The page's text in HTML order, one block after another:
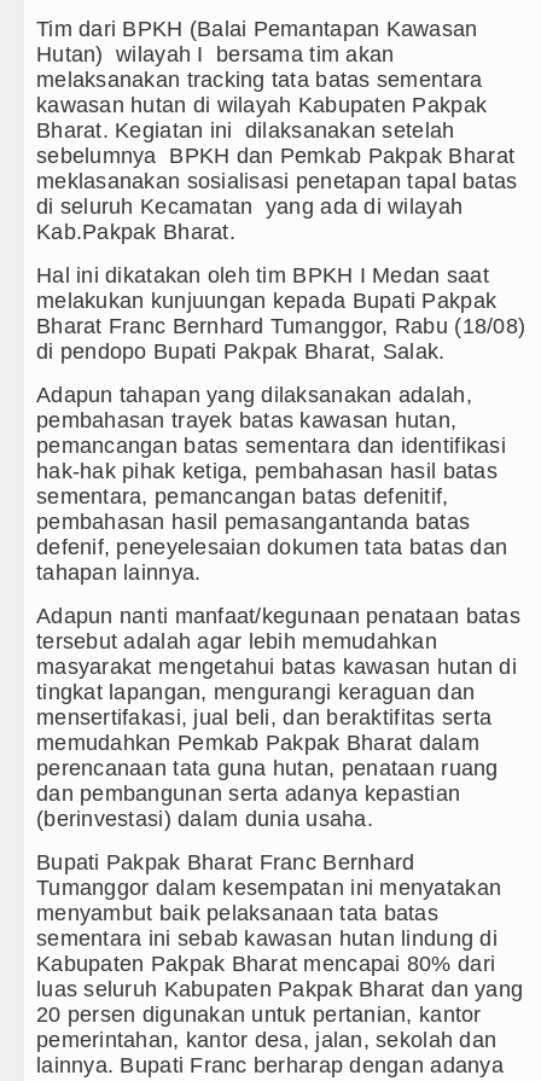
Masyarakat Desak APH
Polrestabes Medan Ungkap
Liverpool vs Monaco Laga
Manchester City vs Atletico
Gubernur Bobby Nasution
Sinergi Jaga Kelestarian Alam,
Pemkab Taput Restrukturisasi
Tujuh Tewas dalam
Bayern Munich Menang Tipis
Masyarakat Desak APH
Polrestabes Medan Ungkap
Liverpool vs Monaco Laga
Manchester City vs Atletico
Tim dari BPKH (Balai Pemantapan Kawasan
Hutan) wilayah I bersama tim akan
melaksanakan tracking tata batas sementara
kawasan hutan di wilayah Kabupaten Pakpak
Bharat. Kegiatan ini dilaksanakan setelah
sebelumnya BPKH dan Pemkab Pakpak Bharat
meklasanakan sosialisasi penetapan tapal batas
di seluruh Kecamatan yang ada di wilayah
Kab.Pakpak Bharat.
Hal ini dikatakan oleh tim BPKH I Medan saat
melakukan kunjuungan kepada Bupati Pakpak
Bharat Franc Bernhard Tumanggor, Rabu (18/08)
di pendopo Bupati Pakpak Bharat, Salak.
Adapun tahapan yang dilaksanakan adalah,
pembahasan trayek batas kawasan hutan,
pemancangan batas sementara dan identifikasi
hak-hak pihak ketiga, pembahasan hasil batas
sementara, pemancangan batas defenitif,
pembahasan hasil pemasangantanda batas
defenif, peneyelesaian dokumen tata batas dan
tahapan lainnya.
Adapun nanti manfaat/kegunaan penataan batas
tersebut adalah agar lebih memudahkan
masyarakat mengetahui batas kawasan hutan di
tingkat lapangan, mengurangi keraguan dan
mensertifakasi, jual beli, dan beraktifitas serta
memudahkan Pemkab Pakpak Bharat dalam
perencanaan tata guna hutan, penataan ruang
dan pembangunan serta adanya kepastian
(berinvestasi) dalam dunia usaha.
Bupati Pakpak Bharat Franc Bernhard
Tumanggor dalam kesempatan ini menyatakan
menyambut baik pelaksanaan tata batas
sementara ini sebab kawasan hutan lindung di
Kabupaten Pakpak Bharat mencapai 80% dari
luas seluruh Kabupaten Pakpak Bharat dan yang
20 persen digunakan untuk pertanian, kantor
pemerintahan, kantor desa, jalan, sekolah dan
lainnya. Bupati Franc berharap dengan adanya